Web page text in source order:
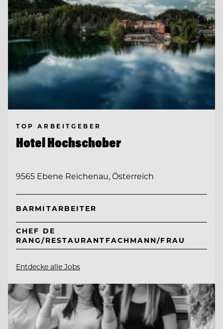
TOP ARBEITGEBER
Hotel Hochschober
9565 Ebene Reichenau, Österreich
BARMITARBEITER
CHEF DE
RANG/RESTAURANTFACHMANN/FRAU
Entdecke alle Jobs